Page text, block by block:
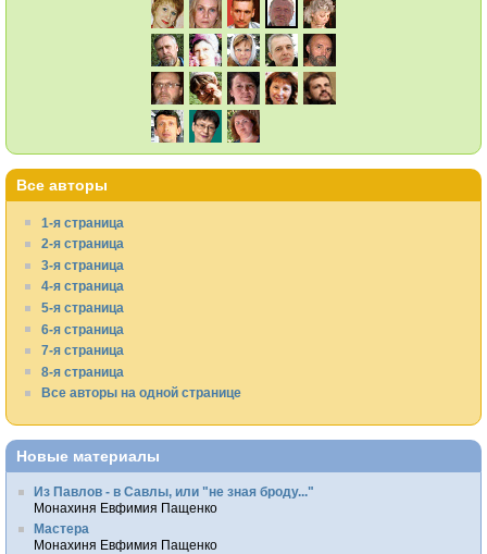
Все авторы
1-я страница
2-я страница
3-я страница
4-я страница
5-я страница
6-я страница
7-я страница
8-я страница
Все авторы на одной странице
Новые материалы
Из Павлов - в Савлы, или "не зная броду..."
Монахиня Евфимия Пащенко
Мастера
Монахиня Евфимия Пащенко